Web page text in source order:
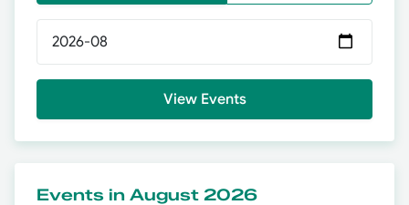
View Events
Events in August 2026